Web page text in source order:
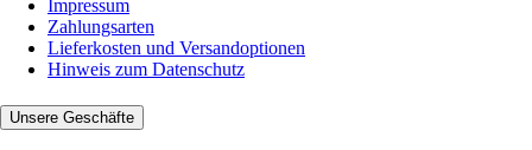
Impressum
Zahlungsarten
Lieferkosten und Versandoptionen
Hinweis zum Datenschutz
Unsere Geschäfte